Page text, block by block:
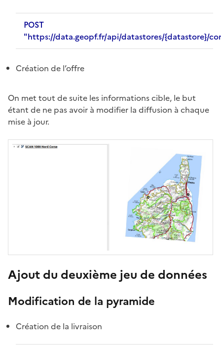
POST
"https://data.geopf.fr/api/datastores/{datastore}/
Création de l’offre
On met tout de suite les informations cible, le but
étant de ne pas avoir à modifier la diffusion à chaque
mise à jour.
Ajout du deuxième jeu de données
Modification de la pyramide
Création de la livraison